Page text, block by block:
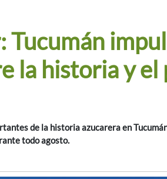
Tucumán
la historia y el
de la historia azucarera en
todo agosto.